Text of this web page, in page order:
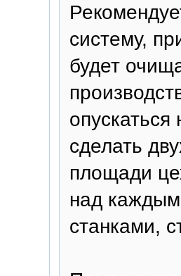
систему,
будет
сделать
площади
над
станками,